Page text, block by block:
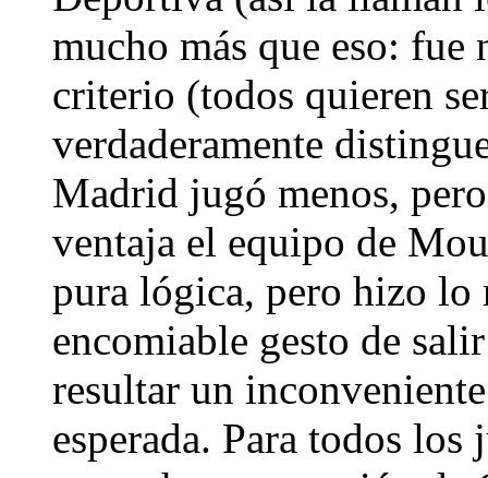
mucho más que eso: fue
criterio (todos quieren
verdaderamente
Madrid jugó menos,
ventaja el equipo de
pura lógica, pero hizo
encomiable gesto de
resultar un
esperada. Para todos